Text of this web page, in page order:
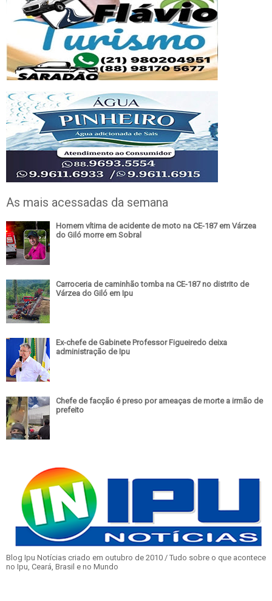
As mais acessadas da semana
Homem vítima de acidente de moto na CE-187 em Várzea
do Giló morre em Sobral
Carroceria de caminhão tomba na CE-187 no distrito de
Várzea do Giló em Ipu
Ex-chefe de Gabinete Professor Figueiredo deixa
administração de Ipu
Chefe de facção é preso por ameaças de morte a irmão de
prefeito
Blog Ipu Notícias criado em outubro de 2010 / Tudo sobre o que acontece
no Ipu, Ceará, Brasil e no Mundo